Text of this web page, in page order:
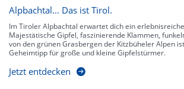
Alpbachtal… Das ist Tirol.
Im Tiroler Alpbachtal erwartet dich ein
Majestätische Gipfel, faszinierende Klammen,
von den grünen Grasbergen der Kitzbüheler Alpen
Geheimtipp für große und kleine Gipfelstürmer.
Jetzt entdecken